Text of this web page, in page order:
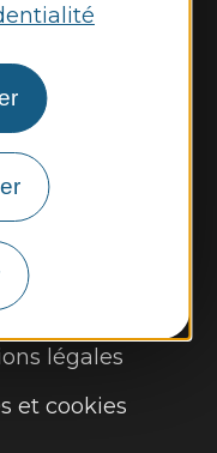
légales
et cookies